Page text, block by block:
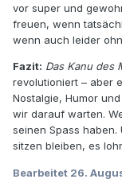
vor super und
freuen, wenn
wenn auch leider
Fazit: Das Kanu des
revolutioniert – aber
Nostalgie, Humor
wir darauf warten.
seinen Spass haben.
sitzen bleiben, es
Bearbeitet 26.